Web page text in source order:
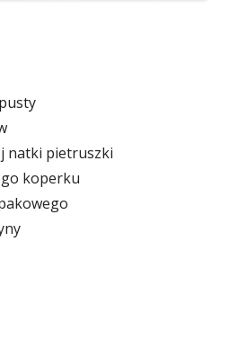
natki pietruszki
koperku
młodej kapusty (video)"